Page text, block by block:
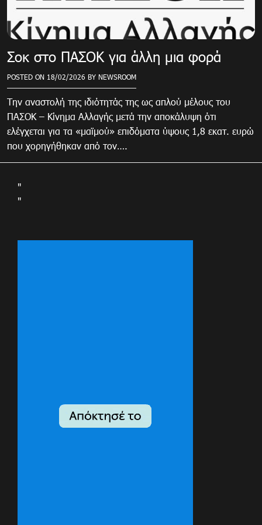
Σοκ στο ΠΑΣΟΚ για άλλη μια φορά
POSTED ON 18/02/2026 BY NEWSROOM
Την αναστολή της ιδιότητάς της ως απλού μέλους του
ΠΑΣΟΚ – Κίνημα Αλλαγής μετά την αποκάλυψη ότι
ελέγχεται για τα «μαϊμού» επιδόματα ύψους 1,8 εκατ. ευρώ
που χορηγήθηκαν από τον….
"
"